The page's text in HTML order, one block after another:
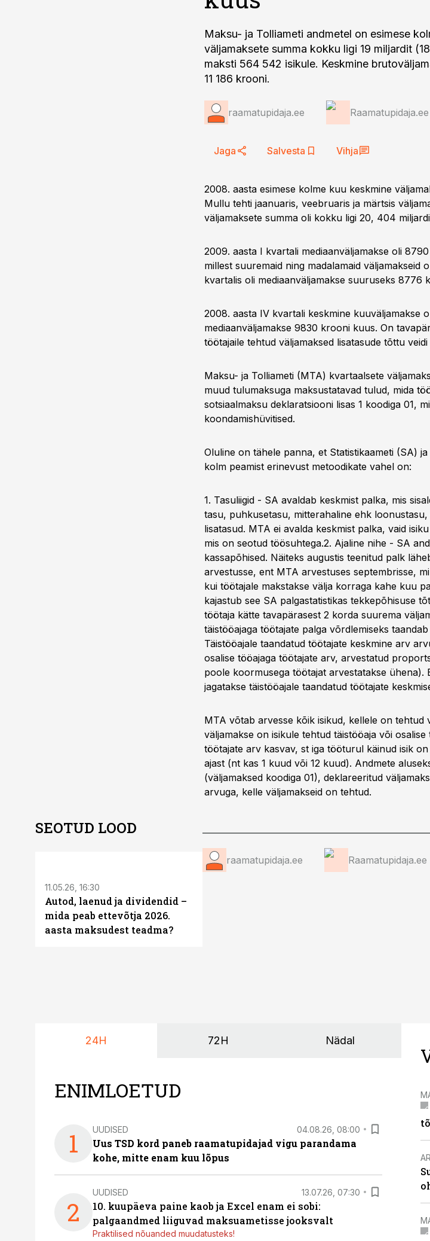
Maksu- ja Tolliameti andmetel on esimese
väljamaksete summa kokku ligi 19 miljardit
maksti 564 542 isikule. Keskmine
11 186 krooni.
raamatupidaja.ee Raamatupidaja.ee
Jaga Salvesta Vihja
2008. aasta esimese kolme kuu keskmine
Mullu tehti jaanuaris, veebruaris ja märtsis
väljamaksete summa oli kokku ligi 20, 404
2009. aasta I kvartali mediaanväljamakse oli
millest suuremaid ning madalamaid väljamakseid
kvartalis oli mediaanväljamakse suuruseks 8776
2008. aasta IV kvartali keskmine kuuväljamakse
mediaanväljamakse 9830 krooni kuus. On
töötajaile tehtud väljamaksed lisatasude tõttu
Maksu- ja Tolliameti (MTA) kvartaalsete
muud tulumaksuga maksustatavad tulud, mida
sotsiaalmaksu deklaratsiooni lisas 1 koodiga 01,
koondamishüvitised.
Oluline on tähele panna, et Statistikaameti (SA)
kolm peamist erinevust metoodikate vahel on:
1. Tasuliigid - SA avaldab keskmist palka, mis
tasu, puhkusetasu, mitterahaline ehk
lisatasud. MTA ei avalda keskmist palka, vaid
mis on seotud töösuhtega.2. Ajaline nihe - SA
kassapõhised. Näiteks augustis teenitud palk
arvestusse, ent MTA arvestuses septembrisse,
kui töötajale makstakse välja korraga kahe kuu
kajastub see SA palgastatistikas tekkepõhisuse
töötaja kätte tavapärasest 2 korda suurema
täistööajaga töötajate palga võrdlemiseks
Täistööajale taandatud töötajate keskmine arv
osalise tööajaga töötajate arv, arvestatud
poole koormusega töötajat arvestatakse
jagatakse täistööajale taandatud töötajate
MTA võtab arvesse kõik isikud, kellele on tehtud
väljamakse on isikule tehtud täistööaja või
töötajate arv kasvav, st iga tööturul käinud isik
ajast (nt kas 1 kuud või 12 kuud). Andmete
(väljamaksed koodiga 01), deklareeritud
arvuga, kelle väljamakseid on tehtud.
raamatupidaja.ee Raamatupidaja.ee
SEOTUD LOOD
11.05.26, 16:30
Autod, laenud ja dividendid –
mida peab ettevõtja 2026.
aasta maksudest teadma?
24H 72H Nädal
ENIMLOETUD
1 UUDISED 04.08.26, 08:00
Uus TSD kord paneb raamatupidajad vigu parandama
kohe, mitte enam kuu lõpus
2
UUDISED 13.07.26, 07:30
10. kuupäeva paine kaob ja Excel enam ei sobi:
palgaandmed liiguvad maksuametisse jooksvalt
Praktilised nõuanded muudatusteks!